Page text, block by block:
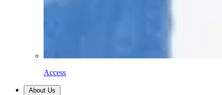
Access
About Us